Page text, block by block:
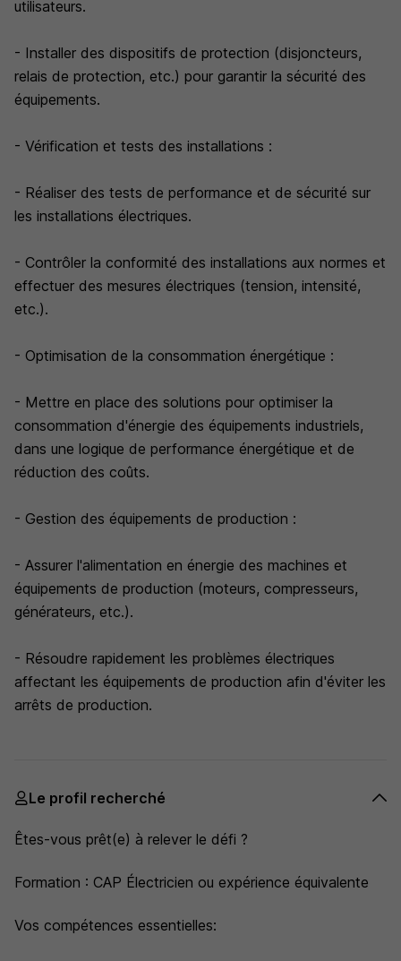
utilisateurs.
- Installer des dispositifs de protection (disjoncteurs,
relais de protection, etc.) pour garantir la sécurité des
équipements.
- Vérification et tests des installations :
- Réaliser des tests de performance et de sécurité sur
les installations électriques.
- Contrôler la conformité des installations aux normes et
effectuer des mesures électriques (tension, intensité,
etc.).
- Optimisation de la consommation énergétique :
- Mettre en place des solutions pour optimiser la
consommation d'énergie des équipements industriels,
dans une logique de performance énergétique et de
réduction des coûts.
- Gestion des équipements de production :
- Assurer l'alimentation en énergie des machines et
équipements de production (moteurs, compresseurs,
générateurs, etc.).
- Résoudre rapidement les problèmes électriques
affectant les équipements de production afin d'éviter les
arrêts de production.
Le profil recherché
Êtes-vous prêt(e) à relever le défi ?
Formation : CAP Électricien ou expérience équivalente
Vos compétences essentielles: